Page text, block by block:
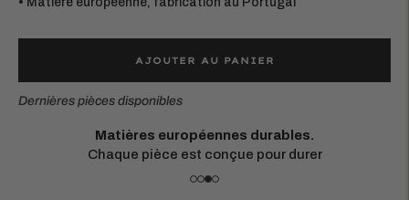
AJOUTER AU PANIER
Dernières pièces disponibles
Matières européennes durables.
Chaque pièce est conçue pour durer